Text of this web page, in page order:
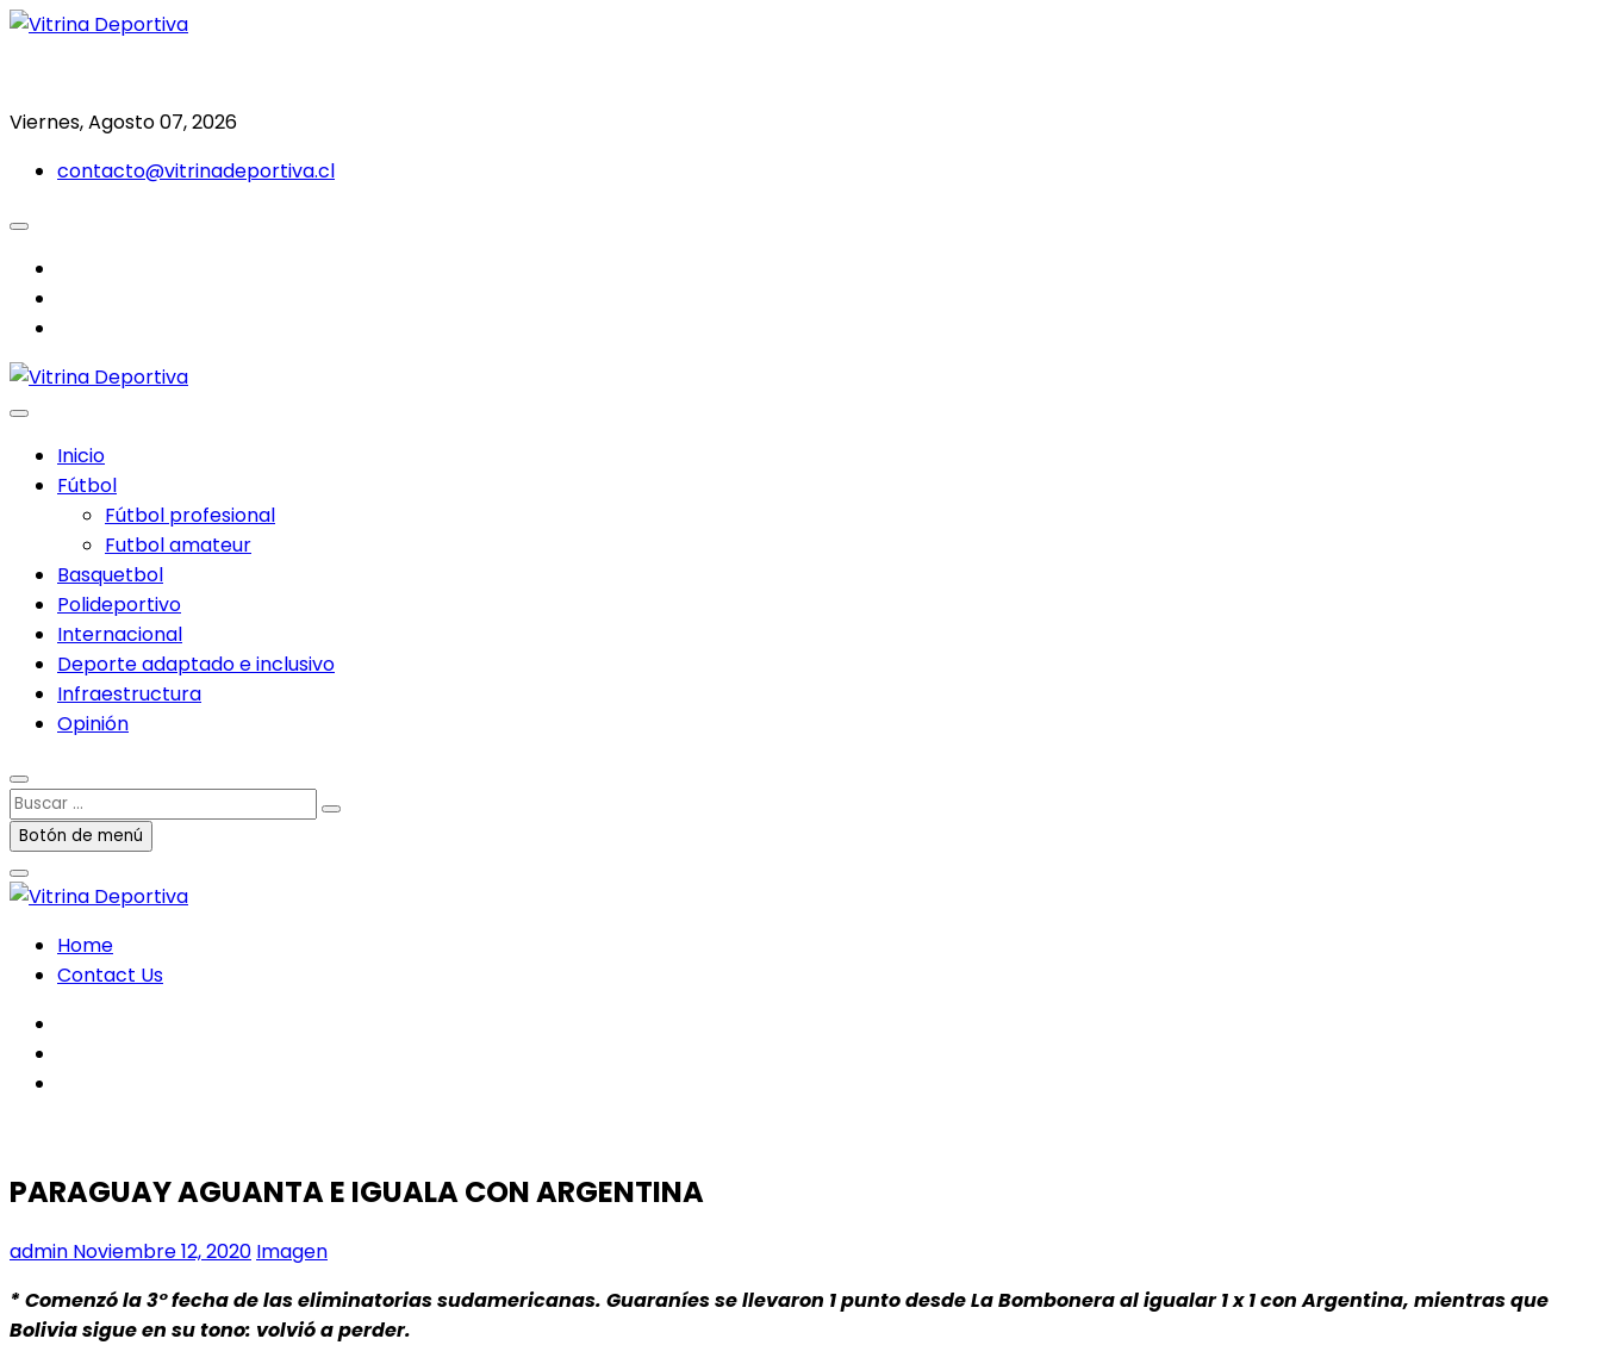
Saltar
Viernes, Agosto 07, 2026
contacto@vitrinadeportiva.cl
Inicio
Fútbol
Fútbol profesional
Futbol amateur
Basquetbol
Polideportivo
Internacional
Deporte adaptado e inclusivo
Infraestructura
Opinión
Buscar
…Botón de menú
Home
Contact Us
PARAGUAY AGUANTA E IGUALA CON ARGENTINA
admin Noviembre 12, 2020 Imagen
* Comenzó la 3° fecha de las eliminatorias sudamericanas. Guaraníes se llevaron 1 punto desde La Bombonera al igualar 1 x 1 con Argentina, mientras que
Bolivia sigue en su tono: volvió a perder.